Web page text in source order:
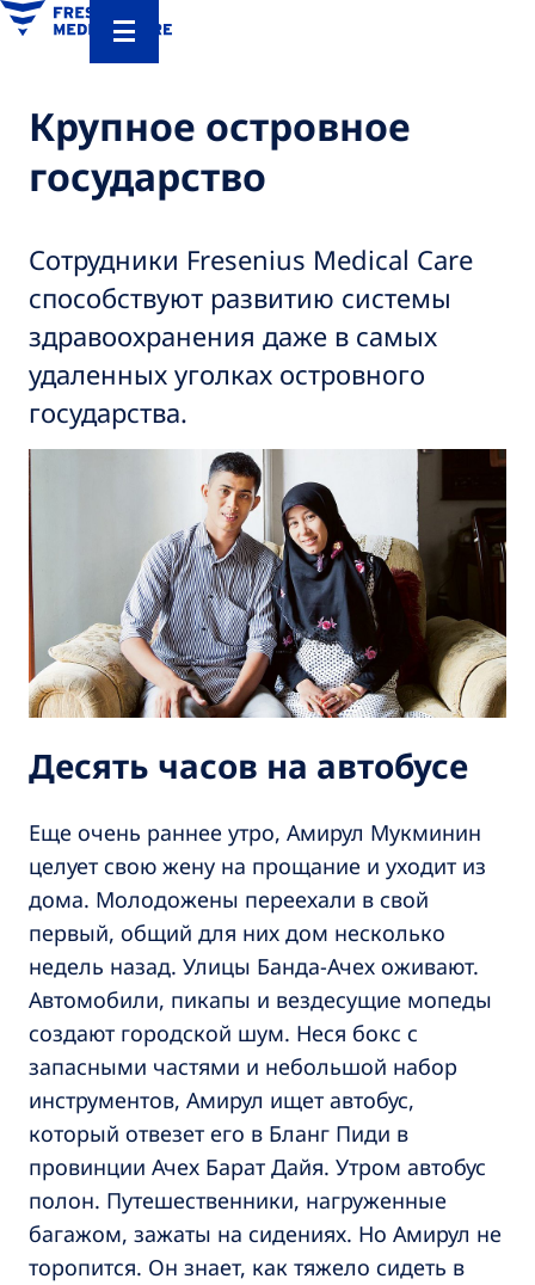
Крупное островное
государство
Сотрудники Fresenius Medical Care
способствуют развитию системы
здравоохранения даже в самых
удаленных уголках островного
государства.
Десять часов на автобусе
Еще очень раннее утро, Амирул Мукминин
целует свою жену на прощание и уходит из
дома. Молодожены переехали в свой
первый, общий для них дом несколько
недель назад. Улицы Банда-Ачех оживают.
Автомобили, пикапы и вездесущие мопеды
создают городской шум. Неся бокс с
запасными частями и небольшой набор
инструментов, Амирул ищет автобус,
который отвезет его в Бланг Пиди в
провинции Ачех Барат Дайя. Утром автобус
полон. Путешественники, нагруженные
багажом, зажаты на сидениях. Но Амирул не
торопится. Он знает, как тяжело сидеть в